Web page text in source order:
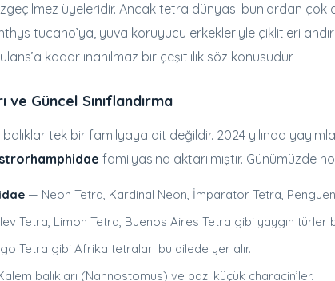
üyeleridir. Ancak tetra dünyası bunlardan çok
tucano’ya, yuva koruyucu erkekleriyle çiklitleri
kadar inanılmaz bir çeşitlilik söz konusudur.
ve Güncel Sınıflandırma
tek bir familyaya ait değildir. 2024 yılında
familyasına aktarılmıştır. Günümüzde
— Neon Tetra, Kardinal Neon, İmparator Tetra,
Tetra, Limon Tetra, Buenos Aires Tetra gibi yaygın türler
Tetra gibi Afrika tetraları bu ailede yer alır.
balıkları (Nannostomus) ve bazı küçük characin’ler.